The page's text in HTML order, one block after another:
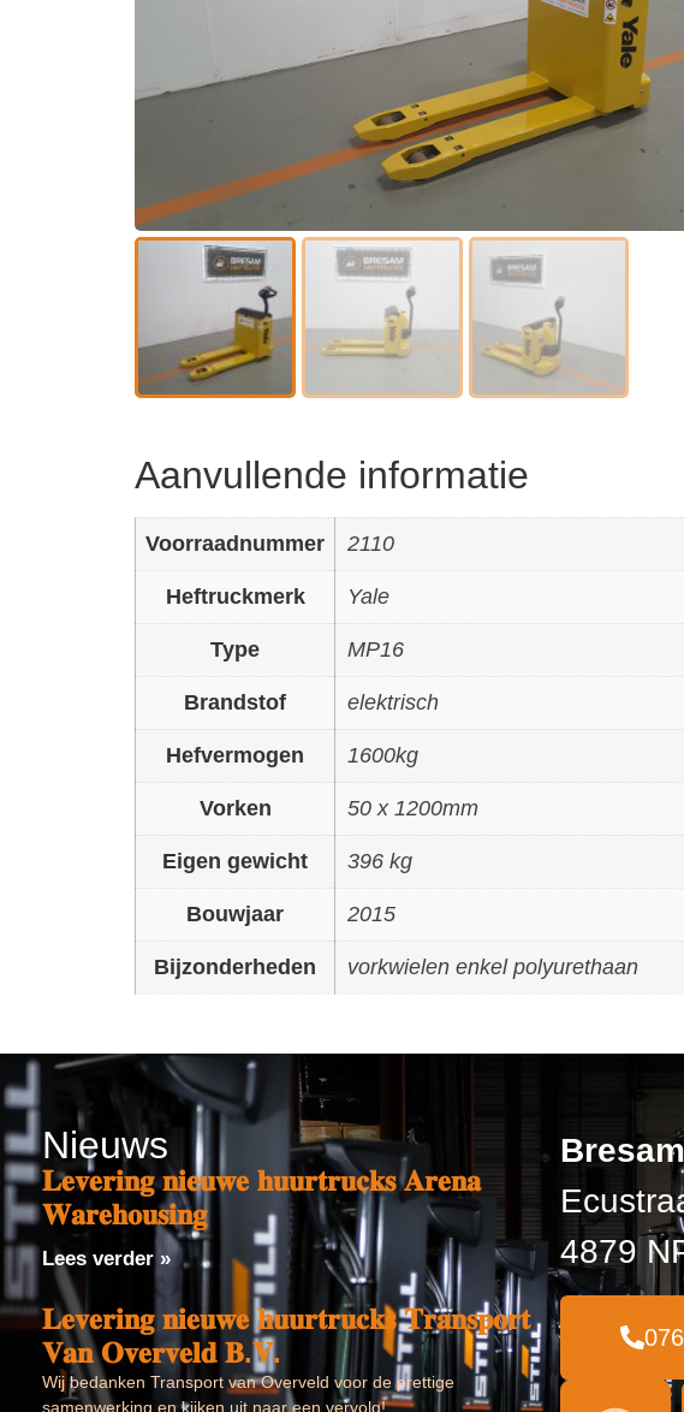
Aanvullende informatie
Voorraadnummer 2110
Heftruckmerk Yale
Type MP16
Brandstof elektrisch
Hefvermogen 1600kg
Vorken 50 x 1200mm
Eigen gewicht 396 kg
Bouwjaar 2015
Bijzonderheden vorkwielen enkel polyurethaan
Nieuws
𝐋𝐞𝐯𝐞𝐫𝐢𝐧𝐠 𝐧𝐢𝐞𝐮𝐰𝐞 𝐡𝐮𝐮𝐫𝐭𝐫𝐮𝐜𝐤𝐬 𝐀𝐫𝐞𝐧𝐚
𝐖𝐚𝐫𝐞𝐡𝐨𝐮𝐬𝐢𝐧𝐠
Lees verder »
𝐋𝐞𝐯𝐞𝐫𝐢𝐧𝐠 𝐧𝐢𝐞𝐮𝐰𝐞 𝐡𝐮𝐮𝐫𝐭𝐫𝐮𝐜𝐤𝐬 𝐓𝐫𝐚𝐧𝐬𝐩𝐨𝐫𝐭
𝐕𝐚𝐧 𝐎𝐯𝐞𝐫𝐯𝐞𝐥𝐝 𝐁.𝐕.
Wij bedanken Transport van Overveld voor de prettige
samenwerking en kijken uit naar een vervolg!
4879